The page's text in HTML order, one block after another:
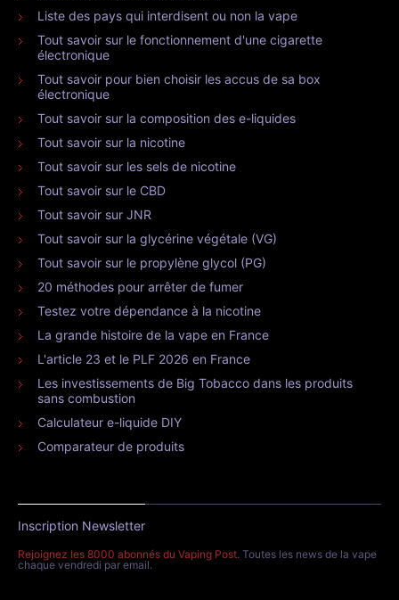
Liste des pays qui interdisent ou non la vape
Tout savoir sur le fonctionnement d'une cigarette
électronique
Tout savoir pour bien choisir les accus de sa box
électronique
Tout savoir sur la composition des e-liquides
Tout savoir sur la nicotine
Tout savoir sur les sels de nicotine
Tout savoir sur le CBD
Tout savoir sur JNR
Tout savoir sur la glycérine végétale (VG)
Tout savoir sur le propylène glycol (PG)
20 méthodes pour arrêter de fumer
Testez votre dépendance à la nicotine
La grande histoire de la vape en France
L'article 23 et le PLF 2026 en France
Les investissements de Big Tobacco dans les produits
sans combustion
Calculateur e-liquide DIY
Comparateur de produits
Inscription Newsletter
Rejoignez les 8000 abonnés du Vaping Post. Toutes les news de la vape
chaque vendredi par email.